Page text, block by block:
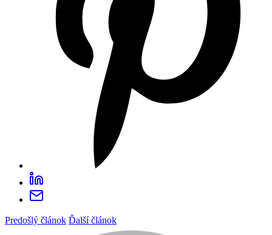
Predošlý článok Ďalší článok